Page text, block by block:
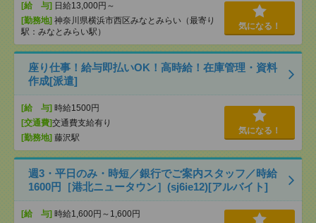
[給 与] 日給13,000円～
[勤務地] 神奈川県横浜市西区みなとみらい（最寄り
駅：みなとみらい駅）
気になる！
座り仕事！給与即払いOK！高時給！在庫管理・資料
作成[派遣]
[給 与] 時給1500円
[交通費]交通費支給有り
[勤務地] 藤沢駅
気になる！
週3・平日のみ・時短／銀行でご案内スタッフ／時給
1600円［港北ニュータウン］(sj6ie12)[アルバイト]
[給 与] 時給1,600円～1,600円